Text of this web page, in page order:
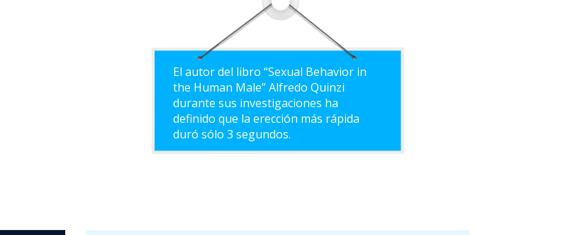
El autor del libro “Sexual Behavior in
the Human Male” Alfredo Quinzi
durante sus investigaciones ha
definido que la erección más rápida
duró sólo 3 segundos.